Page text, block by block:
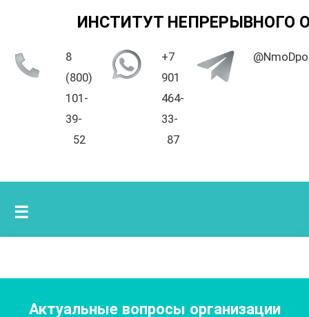
ИНСТИТУТ НЕПРЕРЫВНОГО
8
(800)
101-
39-
52
+7
901
464-
33-
87
☰
Актуальные вопросы организации